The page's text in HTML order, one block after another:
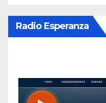
Radio Esperanza